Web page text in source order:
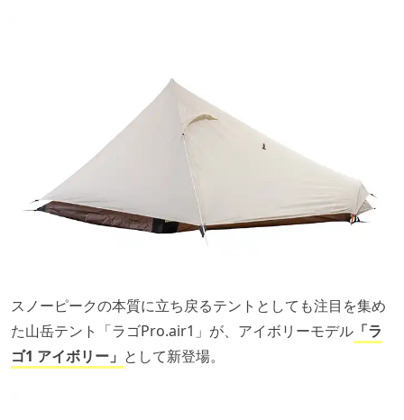
スノーピークの本質に立ち戻るテントとしても注目を集め
た山岳テント「ラゴPro.air1」が、アイボリーモデル 「ラ
ゴ1 アイボリー」 として新登場。